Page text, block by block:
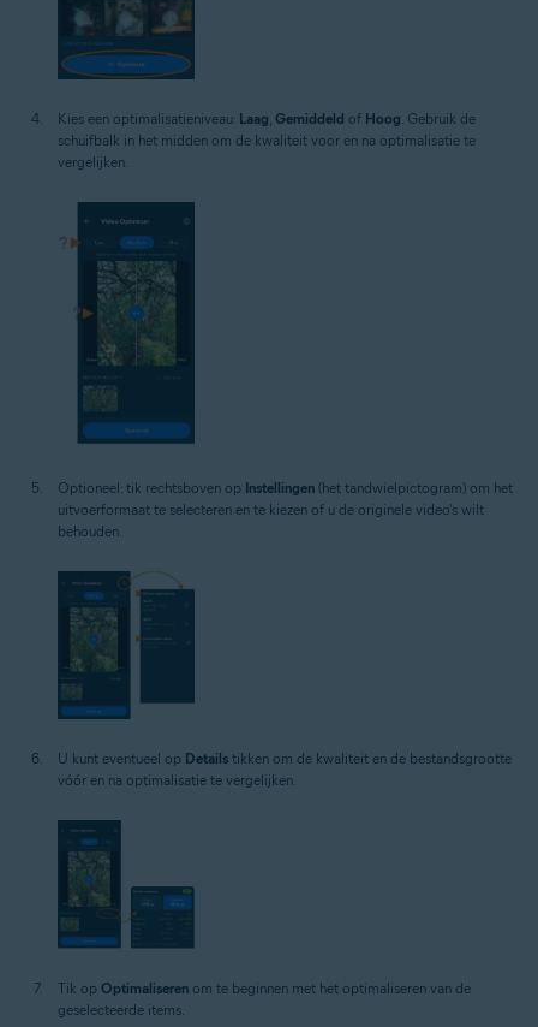
Kies een optimalisatieniveau: Laag, Gemiddeld of Hoog. Gebruik de
schuifbalk in het midden om de kwaliteit voor en na optimalisatie te
vergelijken.
Optioneel: tik rechtsboven op Instellingen (het tandwielpictogram) om het
uitvoerformaat te selecteren en te kiezen of u de originele video's wilt
behouden.
U kunt eventueel op Details tikken om de kwaliteit en de bestandsgrootte
vóór en na optimalisatie te vergelijken.
Tik op Optimaliseren om te beginnen met het optimaliseren van de
geselecteerde items.